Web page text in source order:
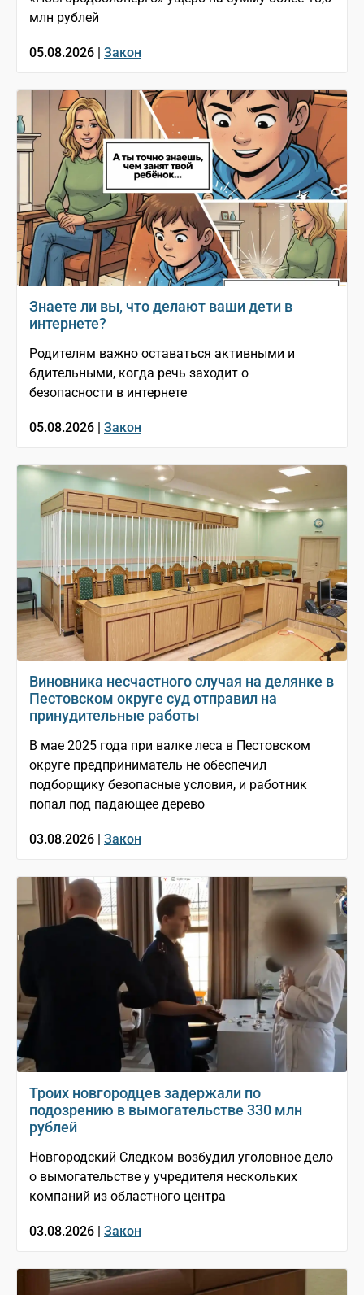
млн рублей
05.08.2026 | Закон
Знаете ли вы, что делают ваши дети в
интернете?
Родителям важно оставаться активными и
бдительными, когда речь заходит о
безопасности в интернете
05.08.2026 | Закон
Виновника несчастного случая на делянке в
Пестовском округе суд отправил на
принудительные работы
В мае 2025 года при валке леса в Пестовском
округе предприниматель не обеспечил
подборщику безопасные условия, и работник
попал под падающее дерево
03.08.2026 | Закон
Троих новгородцев задержали по
подозрению в вымогательстве 330 млн
рублей
Новгородский Следком возбудил уголовное дело
о вымогательстве у учредителя нескольких
компаний из областного центра
03.08.2026 | Закон